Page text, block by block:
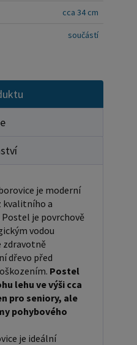
podklady pro
tzv. pátá středová
zároveň určuje
rozměr matrace.
záruku.
Přikrývky,
- nakupujte - ZDE
postele jsou klíčové
Výška postele by
snadno vstávat a
ovlivnit celkový
V naší nabídce
To je obzvláště
osoby s omezenou
80x200 cm a
cca 34 cm
součástí
je moderní
kvalitního a
je povrchově
vodou
zdravotně
dřevo před
Postel
lehu ve výši cca
pro seniory, ale
pohybového
je ideální